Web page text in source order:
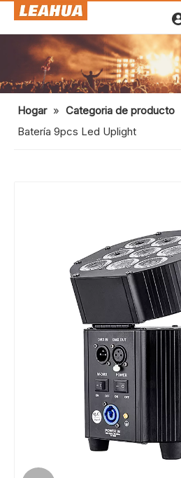
Hogar » Categoria de producto
Batería 9pcs Led Uplight